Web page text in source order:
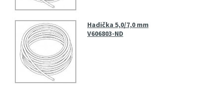
Hadička 5,0/7,0 mm
V606803-ND